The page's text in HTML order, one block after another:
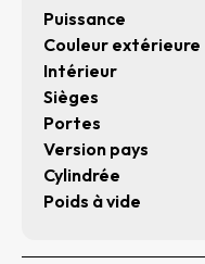
Puissance
Couleur extérieure
Intérieur
Sièges
Portes
Version pays
Cylindrée
Poids à vide